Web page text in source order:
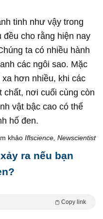
tinh như vậy trong
cho rằng hiện nay
ta có nhiều hành
các ngôi sao. Mặc
hơn nhiều, khi các
chất, nơi cuối cùng còn
vật bậc cao có thể
hố đen.
khảo Iflscience, Newscientist
ra nếu bạn
Copy link